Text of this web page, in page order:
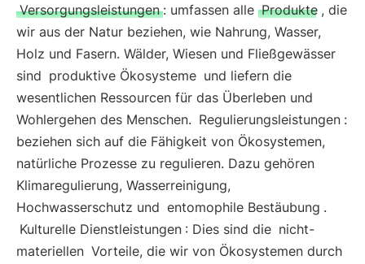
Versorgungsleistungen : umfassen alle Produkte , die
wir aus der Natur beziehen, wie Nahrung, Wasser,
Holz und Fasern. Wälder, Wiesen und Fließgewässer
sind produktive Ökosysteme und liefern die
wesentlichen Ressourcen für das Überleben und
Wohlergehen des Menschen. Regulierungsleistungen :
beziehen sich auf die Fähigkeit von Ökosystemen,
natürliche Prozesse zu regulieren. Dazu gehören
Klimaregulierung, Wasserreinigung,
Hochwasserschutz und entomophile Bestäubung .
Kulturelle Dienstleistungen : Dies sind die nicht-
materiellen Vorteile, die wir von Ökosystemen durch